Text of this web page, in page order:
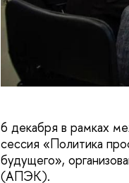
6 декабря в рамках
сессия «Политика
будущего»,
(АПЭК).